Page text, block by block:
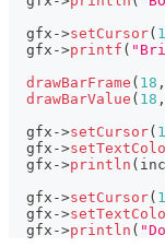
  gfx
->setCursor(
  gfx
->printf (
drawBarFrame ( 18 ,
drawBarValue ( 18 ,
  gfx
->setCursor(
  gfx
->
  gfx
->println (
  gfx
->setCursor(
  gfx
->
  gfx
->println (